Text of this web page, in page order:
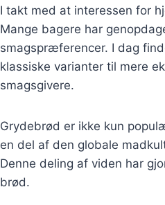
I takt med at interessen for
Mange bagere har
smagspræferencer. I dag
klassiske varianter til mere
smagsgivere.
Grydebrød er ikke kun
en del af den globale
Denne deling af viden har
brød.